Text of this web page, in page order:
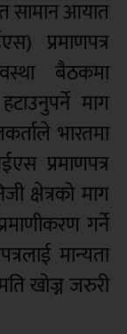
सामान आयात
प्रमाणपत्र
बैठकमा
माग
भारतमा
प्रमाणपत्र
क्षेत्रको माग
गर्ने
मान्यता
खोज्न जरुरी